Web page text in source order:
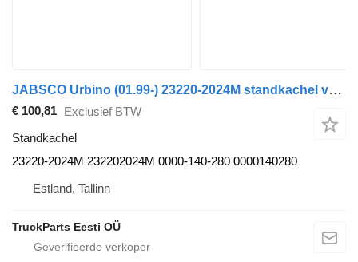
JABSCO Urbino (01.99-) 23220-2024M standkachel voor Solaris Urbino, Alpino, Vacanza (1999-) bus
€ 100,81
Exclusief BTW
Standkachel
23220-2024M 232202024M 0000-140-280 0000140280
Estland, Tallinn
TruckParts Eesti OÜ